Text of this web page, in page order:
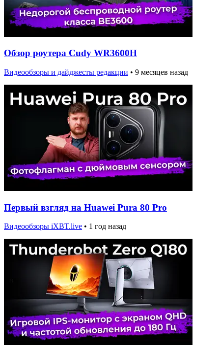
Обзор роутера Cudy WR3600H
Видеообзоры и дайджесты редакции • 9 месяцев назад
Первый взгляд на Huawei Pura 80 Pro
Видеообзоры iXBT.live • 1 год назад